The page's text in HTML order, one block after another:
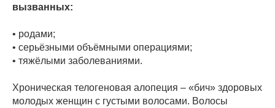
вызванных:
• родами;
• серьёзными объёмными операциями;
• тяжёлыми заболеваниями.
Хроническая телогеновая алопеция – «бич» здоровых
молодых женщин с густыми волосами. Волосы